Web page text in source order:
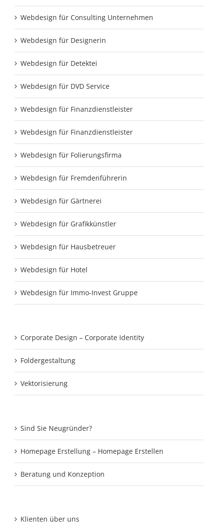
Webdesign für Consulting Unternehmen
Webdesign für Designerin
Webdesign für Detektei
Webdesign für DVD Service
Webdesign für Finanzdienstleister
Webdesign für Finanzdienstleister
Webdesign für Folierungsfirma
Webdesign für Fremdenführerin
Webdesign für Gärtnerei
Webdesign für Grafikkünstler
Webdesign für Hausbetreuer
Webdesign für Hotel
Webdesign für Immo-Invest Gruppe
Corporate Design – Corporate Identity
Foldergestaltung
Vektorisierung
Sind Sie Neugründer?
Homepage Erstellung – Homepage Erstellen
Beratung und Konzeption
Klienten über uns